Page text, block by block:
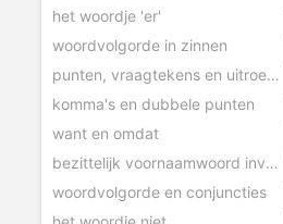
het woordje 'er'
woordvolgorde in zinnen
punten, vraagtekens en uitroeptekens
komma's en dubbele punten
want en omdat
bezittelijk voornaamwoord invullen
woordvolgorde en conjuncties